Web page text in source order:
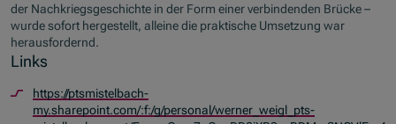
der Nachkriegsgeschichte in der Form einer verbindenden Brücke –
wurde sofort hergestellt, alleine die praktische Umsetzung war
herausfordernd.
Links
https://ptsmistelbach-
my.sharepoint.com/:f:/g/personal/werner_weigl_pts-